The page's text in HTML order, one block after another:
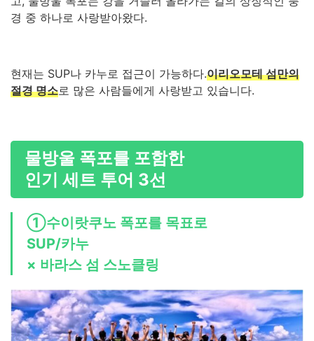
경 중 하나로 사랑받아왔다.
현재는 SUP나 카누로 접근이 가능하다.이리오모테 섬만의
절경 명소로 많은 사람들에게 사랑받고 있습니다.
물방울 폭포를 포함한
인기 세트 투어 3선
①수이랏쿠노 폭포를 목표로
SUP/카누
× 바라스 섬 스노클링